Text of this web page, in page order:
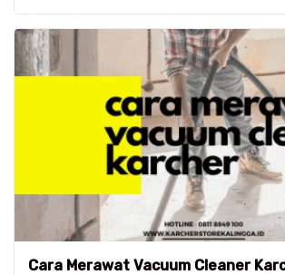
Cara Merawat Vacuum Cleaner